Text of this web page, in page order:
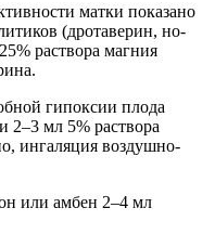
матки показано
(дротаверин, но-
раствора магния
гипоксии плода
2–3 мл 5% раствора
ингаляция воздушно-
или амбен 2–4 мл